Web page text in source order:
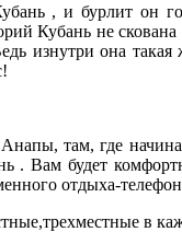
, и бурлит он
Кубань не
изнутри она
там, где
. Вам будет
отдыха-
в